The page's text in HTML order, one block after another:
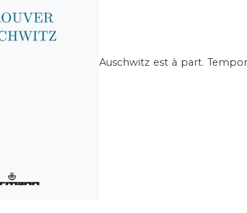
Auschwitz est à part.